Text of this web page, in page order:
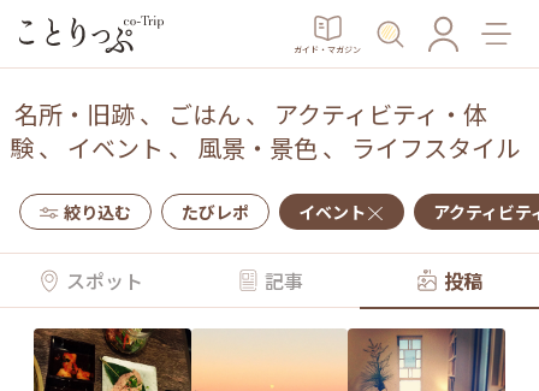
ガイド・マガジン
名所・旧跡、 ごはん 、 アクティビティ・体
験、 イベント 、 風景・景色、 ライフスタイル
絞り込む たびレポ イベント アクティビテ
スポット 記事 投稿